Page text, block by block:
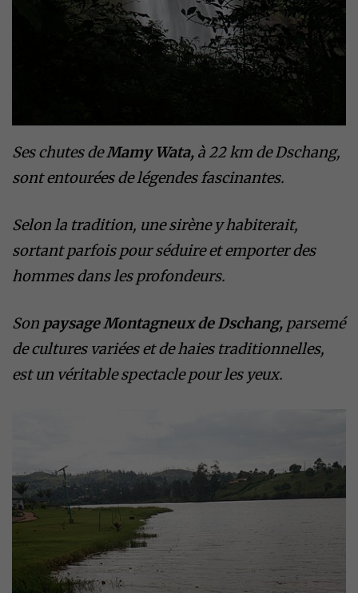
Ses chutes deMamy Wata, à 22 km de Dschang,
sont entourées de légendes fascinantes.
Selon la tradition, une sirène y habiterait,
sortant parfois pour séduire et emporter des
hommes dans les profondeurs.
Son paysage Montagneux de Dschang, parsemé
de cultures variées et de haies traditionnelles,
est un véritable spectacle pour les yeux.